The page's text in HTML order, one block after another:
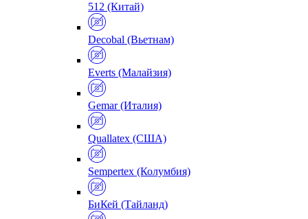
512 (Китай)
Decobal (Вьетнам)
Everts (Малайзия)
Gemar (Италия)
Quallatex (США)
Sempertex (Колумбия)
БиКей (Тайланд)